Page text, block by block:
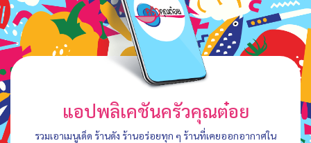
แอปพลิเคชันครัวคุณต๋อย
รวมเอาเมนูเด็ด ร้านดัง ร้านอร่อยทุก ๆ ร้านที่เคยออกอากาศใน